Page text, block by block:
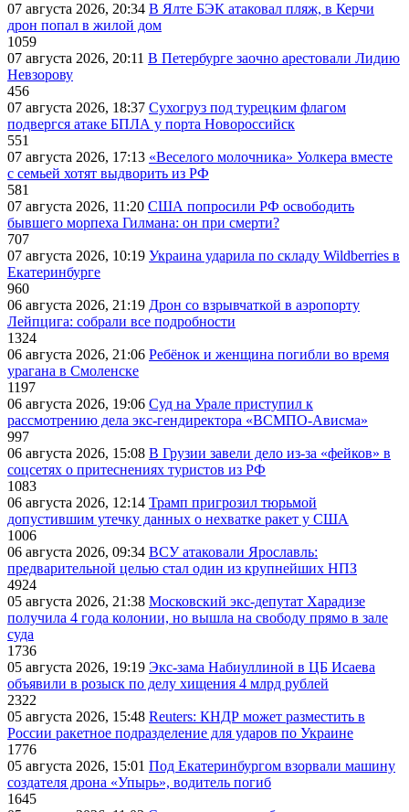
07 августа 2026, 20:34 В Ялте БЭК атаковал пляж, в Керчи
дрон попал в жилой дом
1059
07 августа 2026, 20:11 В Петербурге заочно арестовали Лидию
Невзорову
456
07 августа 2026, 18:37 Сухогруз под турецким флагом
подвергся атаке БПЛА у порта Новороссийск
551
07 августа 2026, 17:13 «Веселого молочника» Уолкера вместе
с семьей хотят выдворить из РФ
581
07 августа 2026, 11:20 США попросили РФ освободить
бывшего морпеха Гилмана: он при смерти?
707
07 августа 2026, 10:19 Украина ударила по складу Wildberries в
Екатеринбурге
960
06 августа 2026, 21:19 Дрон со взрывчаткой в аэропорту
Лейпцига: собрали все подробности
1324
06 августа 2026, 21:06 Ребёнок и женщина погибли во время
урагана в Смоленске
1197
06 августа 2026, 19:06 Суд на Урале приступил к
рассмотрению дела экс-гендиректора «ВСМПО-Ависма»
997
06 августа 2026, 15:08 В Грузии завели дело из-за «фейков» в
соцсетях о притеснениях туристов из РФ
1083
06 августа 2026, 12:14 Трамп пригрозил тюрьмой
допустившим утечку данных о нехватке ракет у США
1006
06 августа 2026, 09:34 ВСУ атаковали Ярославль:
предварительной целью стал один из крупнейших НПЗ
4924
05 августа 2026, 21:38 Московский экс-депутат Харадизе
получила 4 года колонии, но вышла на свободу прямо в зале
суда
1736
05 августа 2026, 19:19 Экс-зама Набиуллиной в ЦБ Исаева
объявили в розыск по делу хищения 4 млрд рублей
2322
05 августа 2026, 15:48 Reuters: КНДР может разместить в
России ракетное подразделение для ударов по Украине
1776
05 августа 2026, 15:01 Под Екатеринбургом взорвали машину
создателя дрона «Упырь», водитель погиб
1645